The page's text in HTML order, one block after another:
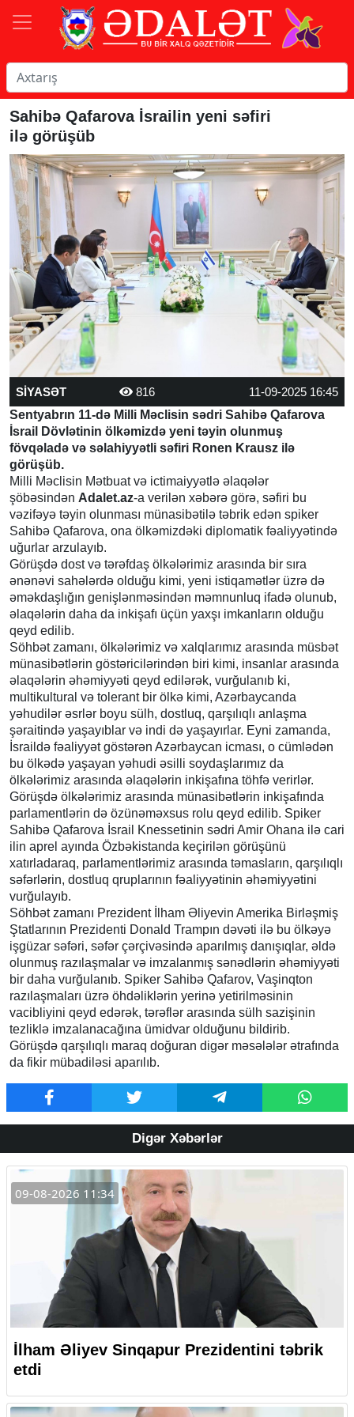
Sahibə Qafarova İsrailin yeni səfiri
ilə görüşüb
SİYASƏT 816
11-09-2025 16:45
Sentyabrın 11-də Milli Məclisin sədri Sahibə Qafarova
İsrail Dövlətinin ölkəmizdə yeni təyin olunmuş
fövqəladə və səlahiyyətli səfiri Ronen Krausz ilə
görüşüb.
Milli Məclisin Mətbuat və ictimaiyyətlə əlaqələr
şöbəsindən Adalet.az-a verilən xəbərə görə, səfiri bu
vəzifəyə təyin olunması münasibətilə təbrik edən spiker
Sahibə Qafarova, ona ölkəmizdəki diplomatik fəaliyyətində
uğurlar arzulayıb.
Görüşdə dost və tərəfdaş ölkələrimiz arasında bir sıra
ənənəvi sahələrdə olduğu kimi, yeni istiqamətlər üzrə də
əməkdaşlığın genişlənməsindən məmnunluq ifadə olunub,
əlaqələrin daha da inkişafı üçün yaxşı imkanların olduğu
qeyd edilib.
Söhbət zamanı, ölkələrimiz və xalqlarımız arasında müsbət
münasibətlərin göstəricilərindən biri kimi, insanlar arasında
əlaqələrin əhəmiyyəti qeyd edilərək, vurğulanıb ki,
multikultural və tolerant bir ölkə kimi, Azərbaycanda
yəhudilər əsrlər boyu sülh, dostluq, qarşılıqlı anlaşma
şəraitində yaşayıblar və indi də yaşayırlar. Eyni zamanda,
İsraildə fəaliyyət göstərən Azərbaycan icması, o cümlədən
bu ölkədə yaşayan yəhudi əsilli soydaşlarımız da
ölkələrimiz arasında əlaqələrin inkişafına töhfə verirlər.
Görüşdə ölkələrimiz arasında münasibətlərin inkişafında
parlamentlərin də özünəməxsus rolu qeyd edilib. Spiker
Sahibə Qafarova İsrail Knessetinin sədri Amir Ohana ilə cari
ilin aprel ayında Özbəkistanda keçirilən görüşünü
xatırladaraq, parlamentlərimiz arasında təmasların, qarşılıqlı
səfərlərin, dostluq qruplarının fəaliyyətinin əhəmiyyətini
vurğulayıb.
Söhbət zamanı Prezident İlham Əliyevin Amerika Birləşmiş
Ştatlarının Prezidenti Donald Trampın dəvəti ilə bu ölkəyə
işgüzar səfəri, səfər çərçivəsində aparılmış danışıqlar, əldə
olunmuş razılaşmalar və imzalanmış sənədlərin əhəmiyyəti
bir daha vurğulanıb. Spiker Sahibə Qafarov, Vaşinqton
razılaşmaları üzrə öhdəliklərin yerinə yetirilməsinin
vacibliyini qeyd edərək, tərəflər arasında sülh sazişinin
tezliklə imzalanacağına ümidvar olduğunu bildirib.
Görüşdə qarşılıqlı maraq doğuran digər məsələlər ətrafında
da fikir mübadiləsi aparılıb.
Digər Xəbərlər
09-08-2026 11:34
İlham Əliyev Sinqapur Prezidentini təbrik
etdi